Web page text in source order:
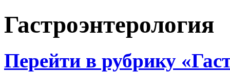
Гастроэнтерология
Перейти в рубрику